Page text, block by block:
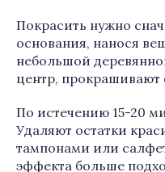
Покрасить нужно
основания, нанося
небольшой
центр, прокрашивают
По истечению 15-20
Удаляют остатки
тампонами или
эффекта больше